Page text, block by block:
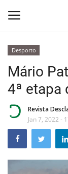
Home
...by Descla
Desporto
Desporto
Mário
4ª etapa
Revista
Jan 7, 2022 -